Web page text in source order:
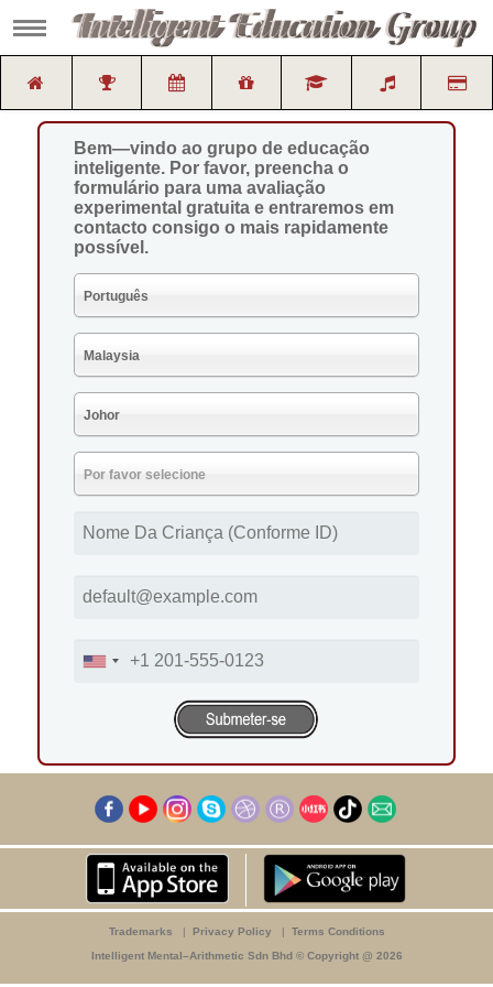
Bem—vindo ao grupo de educação
inteligente. Por favor, preencha o
formulário para uma avaliação
experimental gratuita e entraremos em
contacto consigo o mais rapidamente
possível.
Português
Malaysia
Johor
Por favor selecione
Trademarks | Privacy Policy | Terms Conditions
Intelligent Mental–Arithmetic Sdn Bhd © Copyright @ 2026